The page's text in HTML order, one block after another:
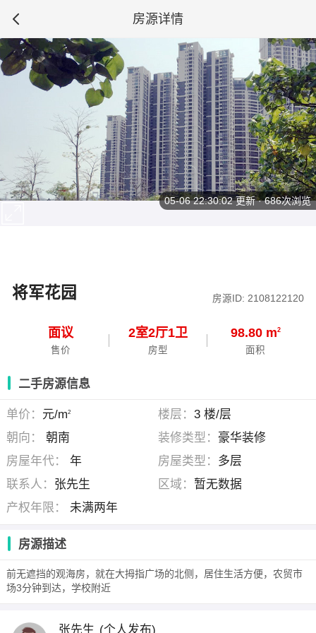
房源详情
将军花园 房源ID: 2108122120
面议
售价
2室2厅1卫
房型
98.80 m2
面积
05-06 22:30:02更新 · 686次浏览
二手房源信息
单价： 元/m2 楼层： 3 楼/层
朝向：
朝南 装修类型： 豪华装修
房屋年代：
年 房屋类型： 多层
联系人： 张先生 区域： 暂无数据
产权年限：
未满两年
房源描述
前无遮挡的观海房，就在大拇指广场的北侧，居住生活方便，农贸市
场3分钟到达，学校附近
张先生 (个人发布)